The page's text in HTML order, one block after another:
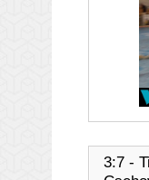
3:7 -